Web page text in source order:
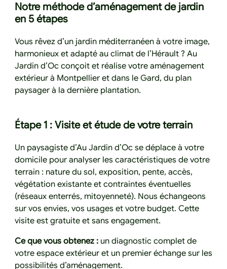
Notre méthode d’aménagement de jardin
en 5 étapes
Vous rêvez d’un jardin méditerranéen à votre image,
harmonieux et adapté au climat de l’Hérault ? Au
Jardin d’Oc conçoit et réalise votre aménagement
extérieur à Montpellier et dans le Gard, du plan
paysager à la dernière plantation.
Étape 1 : Visite et étude de votre terrain
Un paysagiste d’Au Jardin d’Oc se déplace à votre
domicile pour analyser les caractéristiques de votre
terrain : nature du sol, exposition, pente, accès,
végétation existante et contraintes éventuelles
(réseaux enterrés, mitoyenneté). Nous échangeons
sur vos envies, vos usages et votre budget. Cette
visite est gratuite et sans engagement.
Ce que vous obtenez : un diagnostic complet de
votre espace extérieur et un premier échange sur les
possibilités d’aménagement.